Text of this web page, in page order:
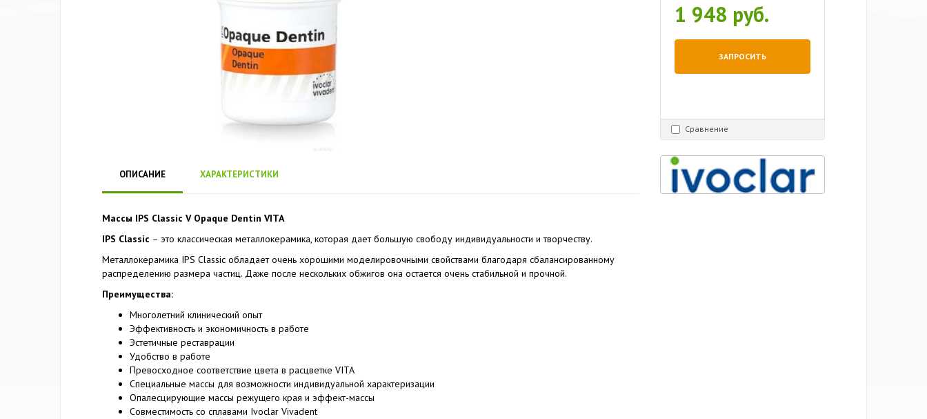
1 948 руб.
ЗАПРОСИТЬ
Сравнение
ОПИСАНИЕ ХАРАКТЕРИСТИКИ
Массы IPS Classic V Opaque Dentin VITA
IPS Classic – это классическая металлокерамика, которая дает большую свободу индивидуальности и творчеству.
Металлокерамика IPS Classic обладает очень хорошими моделировочными свойствами благодаря сбалансированному
распределению размера частиц. Даже после нескольких обжигов она остается очень стабильной и прочной.
Преимущества:
Многолетний клинический опыт
Эффективность и экономичность в работе
Эстетичные реставрации
Удобство в работе
Превосходное соответствие цвета в расцветке VITA
Специальные массы для возможности индивидуальной характеризации
Опалесцирующие массы режущего края и эффект-массы
Совместимость со сплавами Ivoclar Vivadent